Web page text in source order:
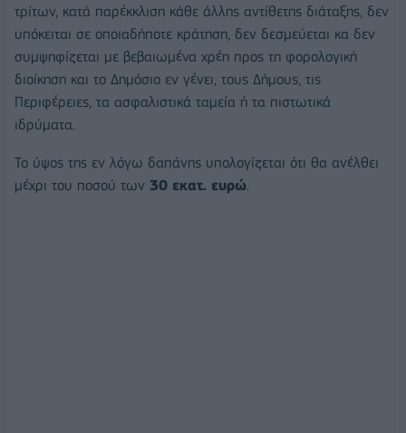
τρίτων, κατά παρέκκλιση κάθε άλλης αντίθετης διάταξης, δεν
υπόκειται σε οποιαδήποτε κράτηση, δεν δεσμεύεται κα δεν
συμψηφίζεται με βεβαιωμένα χρέη προς τη φορολογική
διοίκηση και το Δημόσιο εν γένει, τους Δήμους, τις
Περιφέρειες, τα ασφαλιστικά ταμεία ή τα πιστωτικά
ιδρύματα.
Το ύψος της εν λόγω δαπάνης υπολογίζεται ότι θα ανέλθει
μέχρι του ποσού των 30 εκατ. ευρώ.